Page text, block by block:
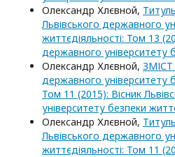
Олександр Хлєвной,
Львівського державного
життєдіяльності: Том 13
державного університету
Олександр Хлєвной, ЗМІСТ
державного університету
Том 11 (2015): Вісник
університету безпеки
Олександр Хлєвной,
Львівського державного
життєдіяльності: Том 11